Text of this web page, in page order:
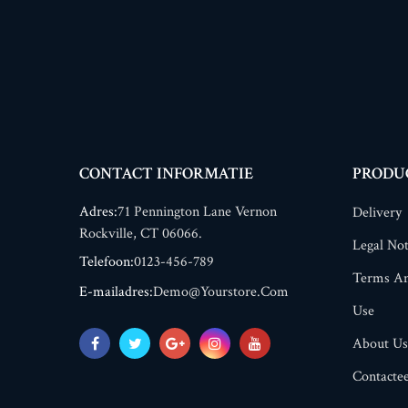
CONTACT INFORMATIE
Adres:71 Pennington Lane Vernon
Rockville, CT 06066.
Telefoon:0123-456-789
E-mailadres:Demo@yourstore.com
Delivery
Legal
Terms
Use
About Us